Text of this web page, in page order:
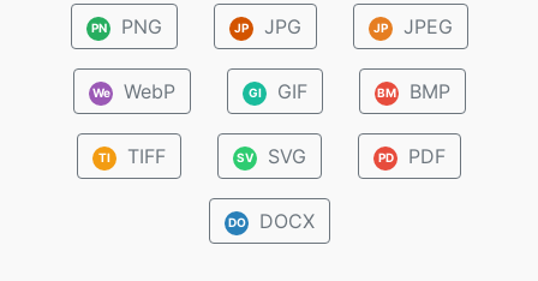
PN PNG JP JPG JP JPEG
We WebP GI GIF BM BMP
TI TIFF SV SVG PD PDF
DO DOCX